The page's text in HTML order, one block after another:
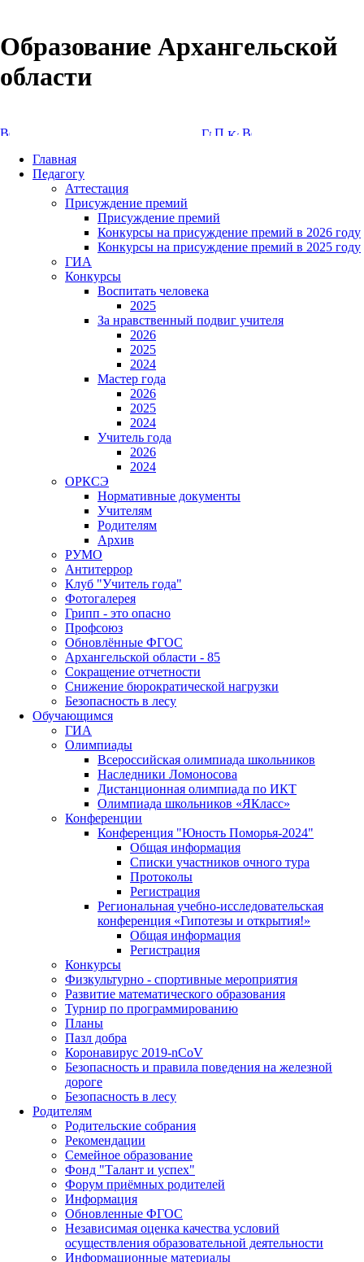
Образование Архангельской
области
Главная
Педагогу
Аттестация
Присуждение премий
Присуждение премий
Конкурсы на присуждение премий в 2026 году
Конкурсы на присуждение премий в 2025 году
ГИА
Конкурсы
Воспитать человека
2025
За нравственный подвиг учителя
2026
2025
2024
Мастер года
2026
2025
2024
Учитель года
2026
2024
ОРКСЭ
Нормативные документы
Учителям
Родителям
Архив
РУМО
Антитеррор
Клуб "Учитель года"
Фотогалерея
Грипп - это опасно
Профсоюз
Обновлённые ФГОС
Архангельской области - 85
Сокращение отчетности
Снижение бюрократической нагрузки
Безопасность в лесу
Обучающимся
ГИА
Олимпиады
Всероссийская олимпиада школьников
Наследники Ломоносова
Дистанционная олимпиада по ИКТ
Олимпиада школьников «ЯКласс»
Конференции
Конференция "Юность Поморья-2024"
Общая информация
Списки участников очного тура
Протоколы
Регистрация
Региональная учебно-исследовательская
конференция «Гипотезы и открытия!»
Общая информация
Регистрация
Конкурсы
Физкультурно - спортивные мероприятия
Развитие математического образования
Турнир по программированию
Планы
Пазл добра
Коронавирус 2019-nCoV
Безопасность и правила поведения на железной
дороге
Безопасность в лесу
Родителям
Родительские собрания
Рекомендации
Семейное образование
Фонд "Талант и успех"
Форум приёмных родителей
Информация
Обновленные ФГОС
Независимая оценка качества условий
осуществления образовательной деятельности
Информационные материалы